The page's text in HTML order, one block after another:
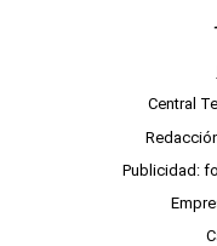
Central
Publicidad: